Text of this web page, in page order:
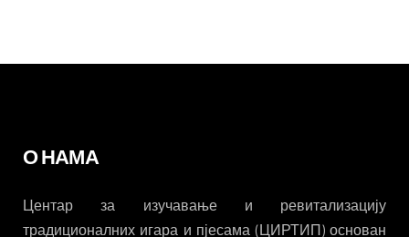
О НАМА
Центар за изучавање и ревитализацију
традиционалних игара и пјесама (ЦИРТИП) основан